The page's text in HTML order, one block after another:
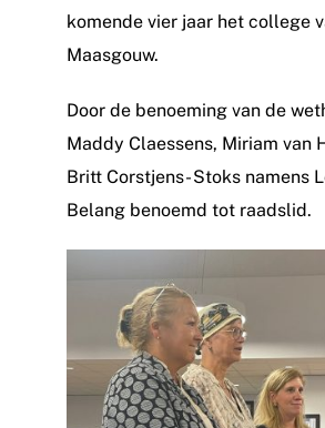
komende vier jaar het college
Maasgouw.
Door de benoeming van de
Maddy Claessens, Miriam van
Britt Corstjens- Stoks namens
Belang benoemd tot raadslid.